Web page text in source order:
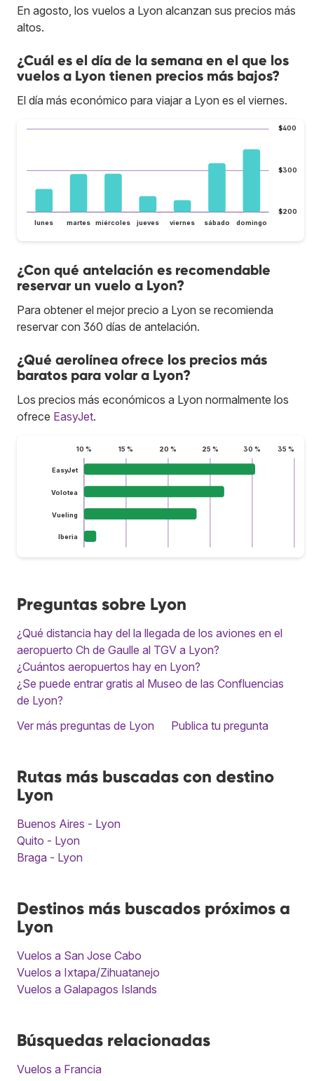
En agosto, los vuelos a Lyon alcanzan sus precios más
altos.
¿Cuál es el día de la semana en el que los
vuelos a Lyon tienen precios más bajos?
El día más económico para viajar a Lyon es el viernes.
$200
$300
$400
lunes martes miércoles jueves viernes sábado domingo
¿Con qué antelación es recomendable
reservar un vuelo a Lyon?
Para obtener el mejor precio a Lyon se recomienda
reservar con 360 días de antelación.
¿Qué aerolínea ofrece los precios más
baratos para volar a Lyon?
Los precios más económicos a Lyon normalmente los
ofrece EasyJet.
10 % 15 % 20 % 25 % 30 % 35 %
EasyJet
Volotea
Vueling
Iberia
Preguntas sobre Lyon
¿Qué distancia hay del la llegada de los aviones en el
aeropuerto Ch de Gaulle al TGV a Lyon?
¿Cuántos aeropuertos hay en Lyon?
¿Se puede entrar gratis al Museo de las Confluencias
de Lyon?
Ver más preguntas de Lyon
Publica tu pregunta
Rutas más buscadas con destino
Lyon
Buenos Aires - Lyon
Quito - Lyon
Braga - Lyon
Destinos más buscados próximos a
Lyon
Vuelos a San Jose Cabo
Vuelos a Ixtapa/Zihuatanejo
Vuelos a Galapagos Islands
Búsquedas relacionadas
Vuelos a Francia